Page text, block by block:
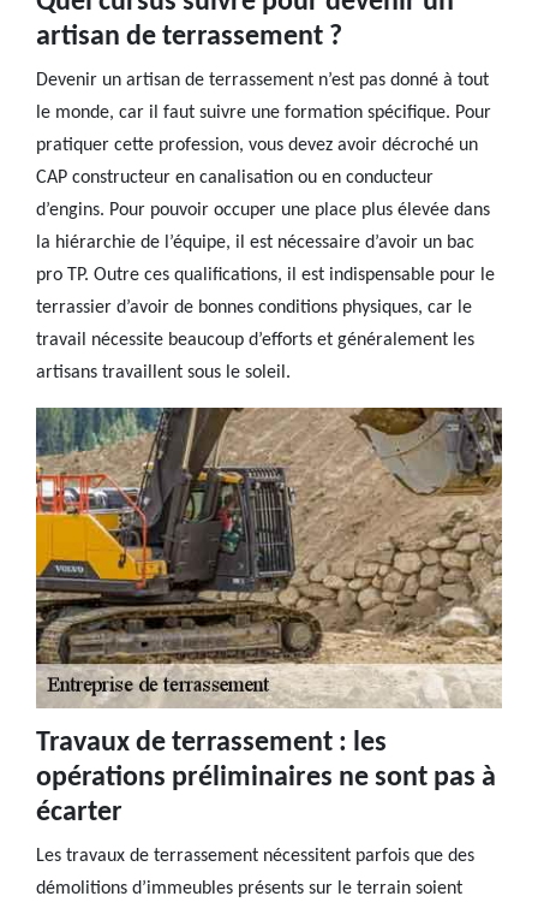
artisan de terrassement ?
Devenir un artisan de terrassement n’est pas donné à tout
le monde, car il faut suivre une formation spécifique. Pour
pratiquer cette profession, vous devez avoir décroché un
CAP constructeur en canalisation ou en conducteur
d’engins. Pour pouvoir occuper une place plus élevée dans
la hiérarchie de l’équipe, il est nécessaire d’avoir un bac
pro TP. Outre ces qualifications, il est indispensable pour le
terrassier d’avoir de bonnes conditions physiques, car le
travail nécessite beaucoup d’efforts et généralement les
artisans travaillent sous le soleil.
Travaux de terrassement : les
opérations préliminaires ne sont pas à
écarter
Les travaux de terrassement nécessitent parfois que des
démolitions d’immeubles présents sur le terrain soient